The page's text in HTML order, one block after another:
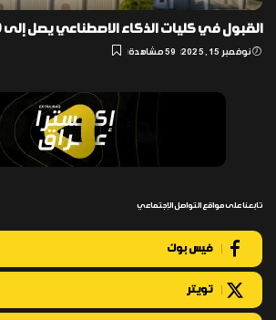
القبول في كليات الذكاء الاصطناعي يصل إلى 100%
نوفمبر 15, 2025 59 مشاهدة
تابعنا على مواقع التواصل الإجتماعي
فيس بوك
تويتر